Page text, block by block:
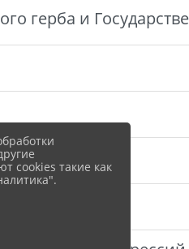
герба и
cookies такие как